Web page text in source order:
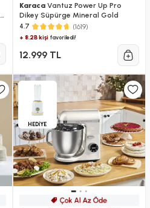
KaracaVantuz Power Up Pro
Dikey Süpürge Mineral Gold
4.7 (1619)
+ 8.2B kişifavoriledi!
12.999 TL
HEDİYE